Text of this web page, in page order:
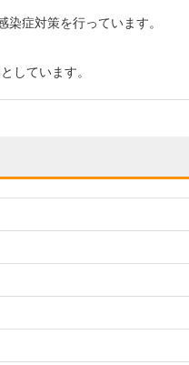
症対策を行っています。
しています。